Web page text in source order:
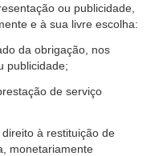
ou publicidade,
e à sua livre escolha:
da obrigação, nos
publicidade;
de serviço
à restituição de
monetariamente